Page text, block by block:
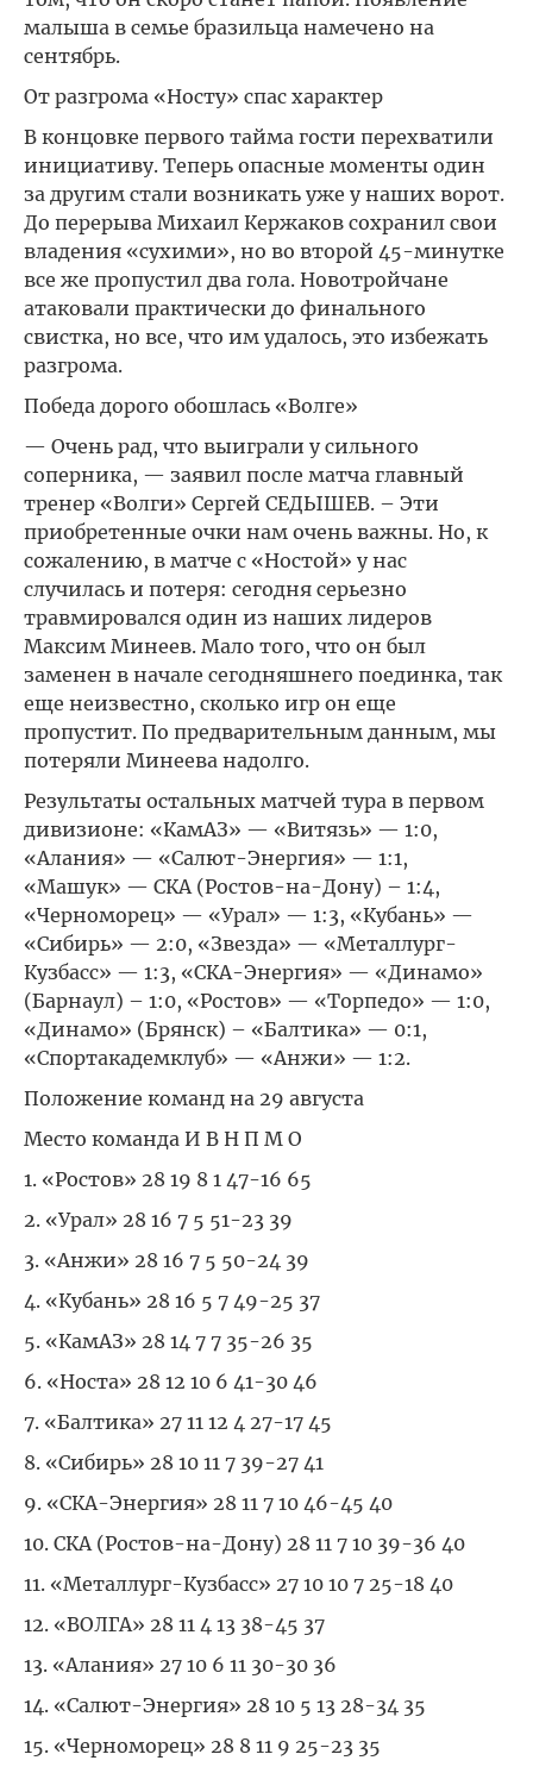
малыша в семье бразильца намечено на
сентябрь.
От разгрома «Носту» спас характер
В концовке первого тайма гости перехватили
инициативу. Теперь опасные моменты один
за другим стали возникать уже у наших ворот.
До перерыва Михаил Кержаков сохранил свои
владения «сухими», но во второй 45-минутке
все же пропустил два гола. Новотройчане
атаковали практически до финального
свистка, но все, что им удалось, это избежать
разгрома.
Победа дорого обошлась «Волге»
— Очень рад, что выиграли у сильного
соперника, — заявил после матча главный
тренер «Волги» Сергей СЕДЫШЕВ. – Эти
приобретенные очки нам очень важны. Но, к
сожалению, в матче с «Ностой» у нас
случилась и потеря: сегодня серьезно
травмировался один из наших лидеров
Максим Минеев. Мало того, что он был
заменен в начале сегодняшнего поединка, так
еще неизвестно, сколько игр он еще
пропустит. По предварительным данным, мы
потеряли Минеева надолго.
Результаты остальных матчей тура в первом
дивизионе: «КамАЗ» — «Витязь» — 1:0,
«Алания» — «Салют-Энергия» — 1:1,
«Машук» — СКА (Ростов-на-Дону) – 1:4,
«Черноморец» — «Урал» — 1:3, «Кубань» —
«Сибирь» — 2:0, «Звезда» — «Металлург-
Кузбасс» — 1:3, «СКА-Энергия» — «Динамо»
(Барнаул) – 1:0, «Ростов» — «Торпедо» — 1:0,
«Динамо» (Брянск) – «Балтика» — 0:1,
«Спортакадемклуб» — «Анжи» — 1:2.
Положение команд на 29 августа
Место команда И В Н П М О
1. «Ростов» 28 19 8 1 47-16 65
2. «Урал» 28 16 7 5 51-23 39
3. «Анжи» 28 16 7 5 50-24 39
4. «Кубань» 28 16 5 7 49-25 37
5. «КамАЗ» 28 14 7 7 35-26 35
6. «Носта» 28 12 10 6 41-30 46
7. «Балтика» 27 11 12 4 27-17 45
8. «Сибирь» 28 10 11 7 39-27 41
9. «СКА-Энергия» 28 11 7 10 46-45 40
10. СКА (Ростов-на-Дону) 28 11 7 10 39-36 40
11. «Металлург-Кузбасс» 27 10 10 7 25-18 40
12. «ВОЛГА» 28 11 4 13 38-45 37
13. «Алания» 27 10 6 11 30-30 36
14. «Салют-Энергия» 28 10 5 13 28-34 35
15. «Черноморец» 28 8 11 9 25-23 35